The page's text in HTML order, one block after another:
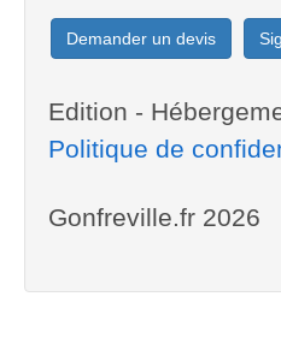
Demander un devis
Edition -
Politique de
Gonfreville.fr 2026